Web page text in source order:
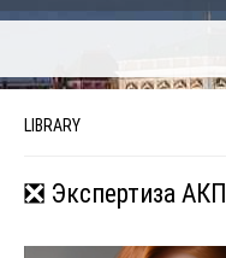
LIBRARY
❎ Экспертиза